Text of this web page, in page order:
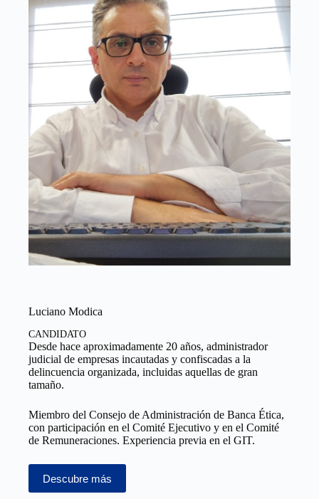
Luciano Modica
CANDIDATO
Desde hace aproximadamente 20 años, administrador
judicial de empresas incautadas y confiscadas a la
delincuencia organizada, incluidas aquellas de gran
tamaño.
Miembro del Consejo de Administración de Banca Ética,
con participación en el Comité Ejecutivo y en el Comité
de Remuneraciones. Experiencia previa en el GIT.
Descubre más